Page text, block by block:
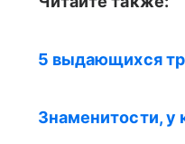
5 выдающихся
Знаменитости, у